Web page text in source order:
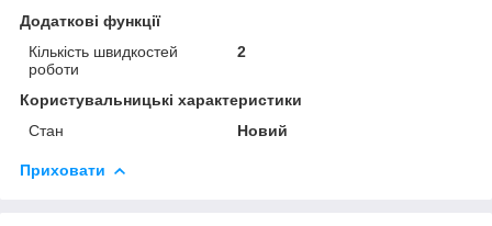
Додаткові функції
Кількість швидкостей
роботи
2
Користувальницькі характеристики
Стан
Новий
Приховати